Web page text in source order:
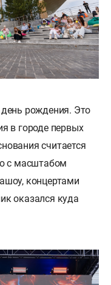
рождения. Это
в городе первых
считается
с масштабом
концертами
оказался куда